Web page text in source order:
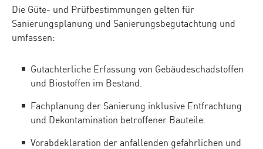
Die Güte- und Prüfbestimmungen gelten für
Sanierungsplanung und Sanierungsbegutachtung und
umfassen:
Gutachterliche Erfassung von Gebäudeschadstoffen
und Biostoffen im Bestand.
Fachplanung der Sanierung inklusive Entfrachtung
und Dekontamination betroffener Bauteile.
Vorabdeklaration der anfallenden gefährlichen und